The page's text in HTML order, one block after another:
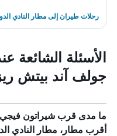
رحلات طيران إلى مطار النادي
الأسئلة الشائعة
جولف آند بيتش
ما مدى قرب شيراتون
أقرب مطار، مطار النادي